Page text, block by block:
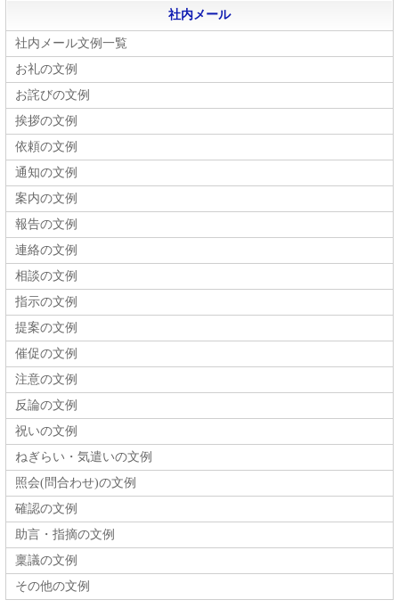
社内メール
社内メール文例一覧
お礼の文例
お詫びの文例
挨拶の文例
依頼の文例
通知の文例
案内の文例
報告の文例
連絡の文例
相談の文例
指示の文例
提案の文例
催促の文例
注意の文例
反論の文例
祝いの文例
ねぎらい・気遣いの文例
照会(問合わせ)の文例
確認の文例
助言・指摘の文例
稟議の文例
その他の文例